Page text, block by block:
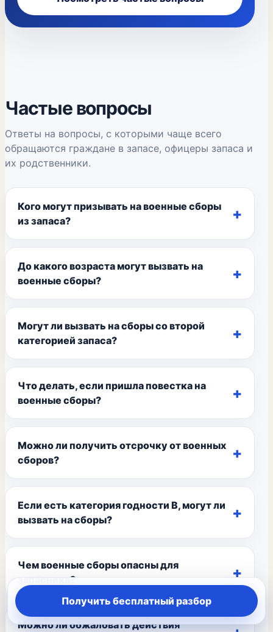
Частые вопросы
Ответы на вопросы, с которыми чаще всего
обращаются граждане в запасе, офицеры запаса и
их родственники.
Кого могут призывать на военные сборы
из запаса?
До какого возраста могут вызвать на
военные сборы?
Могут ли вызвать на сборы со второй
категорией запаса?
Что делать, если пришла повестка на
военные сборы?
Можно ли получить отсрочку от военных
сборов?
Если есть категория годности В, могут ли
вызвать на сборы?
Чем военные сборы опасны для
запасника?
Можно ли обжаловать действия
Получить бесплатный разбор